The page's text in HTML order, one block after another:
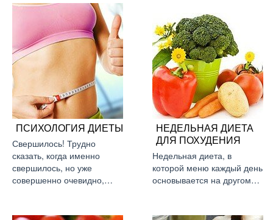
ПСИХОЛОГИЯ ДИЕТЫ
Свершилось! Трудно
сказать, когда именно
свершилось, но уже
совершенно очевидно,…
НЕДЕЛЬНАЯ ДИЕТА
ДЛЯ ПОХУДЕНИЯ
Недельная диета, в
которой меню каждый день
основывается на другом…